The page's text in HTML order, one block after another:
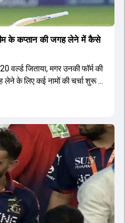
के कप्तान की जगह लेने में कैसे
वर्ल्ड जिताया, मगर उनकी फॉर्म की
के लिए कई नामों की चर्चा शुरू हो